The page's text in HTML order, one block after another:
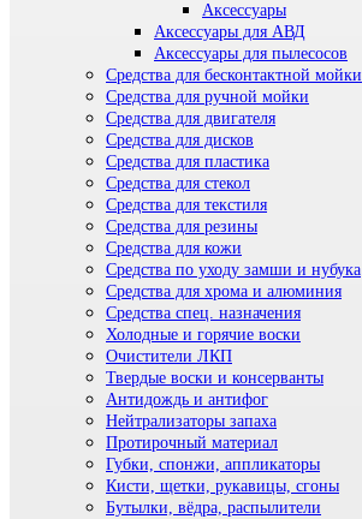
Аксессуары
Аксессуары для АВД
Аксессуары для пылесосов
Средства для бесконтактной мойки
Средства для ручной мойки
Средства для двигателя
Средства для дисков
Средства для пластика
Средства для стекол
Средства для текстиля
Средства для резины
Средства для кожи
Средства по уходу замши и нубука
Средства для хрома и алюминия
Средства спец. назначения
Холодные и горячие воски
Очистители ЛКП
Твердые воски и консерванты
Антидождь и антифог
Нейтрализаторы запаха
Протирочный материал
Губки, спонжи, аппликаторы
Кисти, щетки, рукавицы, сгоны
Бутылки, вёдра, распылители